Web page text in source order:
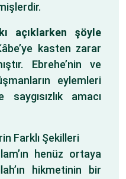
açıklarken şöyle
kasten zarar
Ebrehe’nin ve
eylemleri
amacı
Farklı Şekilleri
henüz ortaya
hikmetinin bir